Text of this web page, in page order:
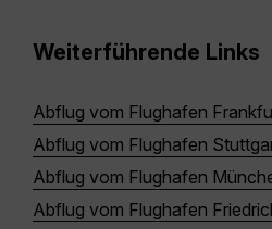
Weiterführende Links
Abflug vom Flughafen
Abflug vom Flughafen
Abflug vom Flughafen
Abflug vom Flughafen